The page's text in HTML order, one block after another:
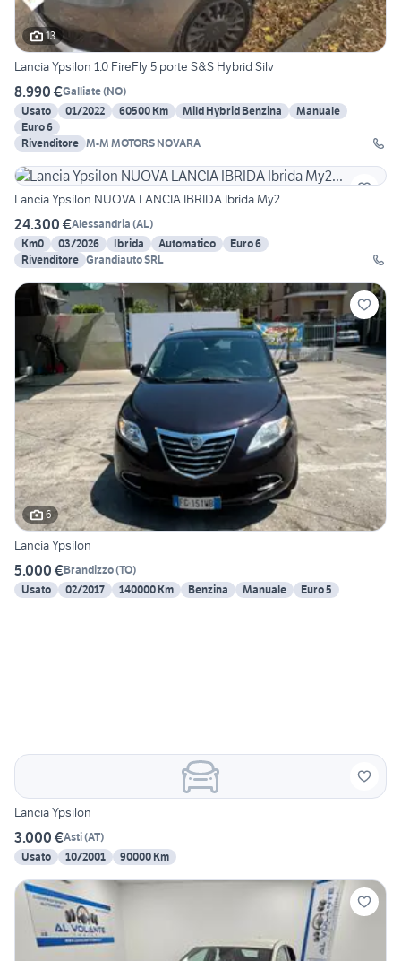
13
Lancia Ypsilon 1.0 FireFly 5 porte S&S Hybrid Silv
8.990 €Galliate(NO)
Usato
01/2022 60500 Km Mild Hybrid Benzina
Manuale
Euro 6
Rivenditore M-M MOTORS NOVARA
Lancia Ypsilon NUOVA LANCIA IBRIDA Ibrida My2...
24.300 €Alessandria (AL)
Km0
03/2026 Ibrida Automatico
Euro 6
Rivenditore Grandiauto SRL
6
Lancia Ypsilon
5.000 €Brandizzo(TO)
Usato
02/2017 140000 Km Benzina Manuale Euro 5
Lancia Ypsilon
3.000 €Asti(AT)
Usato
10/2001 90000 Km